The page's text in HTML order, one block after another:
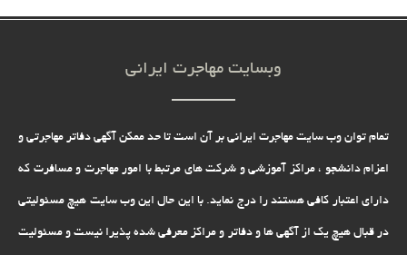
وبسایت مهاجرت ایرانی
تمام توان وب سایت مهاجرت ایرانی بر آن است تا حد ممکن آگهی دفاتر مهاجرتی و
اعزام دانشجو ، مراکز آموزشی و شرکت های مرتبط با امور مهاجرت و مسافرت که
دارای اعتبار کافی هستند را درج نماید. با این حال این وب سایت هیچ مسئولیتی
در قبال هیچ یک از آگهی ها و دفاتر و مراکز معرفی شده پذیرا نیست و مسئولیت